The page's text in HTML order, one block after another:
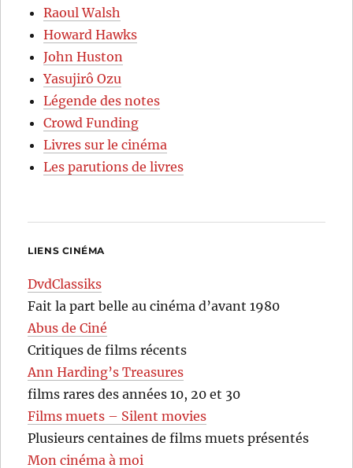
Raoul Walsh
Howard Hawks
John Huston
Yasujirô Ozu
Légende des notes
Crowd Funding
Livres sur le cinéma
Les parutions de livres
LIENS CINÉMA
DvdClassiks
Fait la part belle au cinéma d’avant 1980
Abus de Ciné
Critiques de films récents
Ann Harding’s Treasures
films rares des années 10, 20 et 30
Films muets – Silent movies
Plusieurs centaines de films muets présentés
Mon cinéma à moi